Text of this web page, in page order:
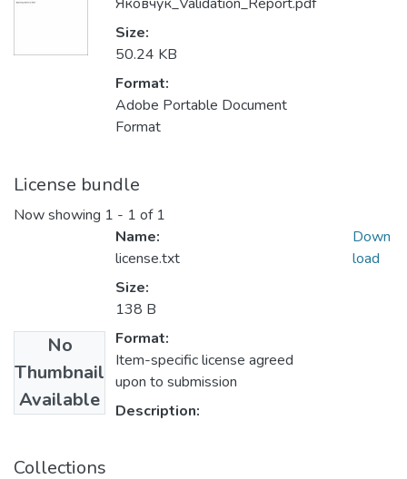
Size:
50.24 KB
Format:
Adobe Portable Document
Format
License bundle
Now showing 1 - 1 of 1
No
Thumbnail
Available
Name:
license.txt
Size:
138 B
Format:
Item-specific license agreed
upon to submission
Description:
Down
load
Collections